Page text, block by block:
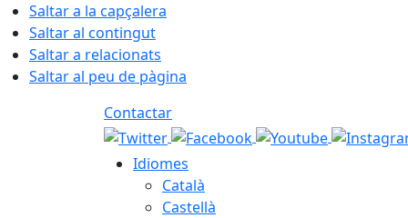
Saltar a la capçalera
Saltar al contingut
Saltar a relacionats
Saltar al peu de pàgina
Contactar
Idiomes
Català
Castellà